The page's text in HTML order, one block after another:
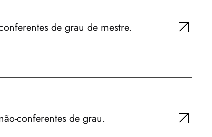
de grau de mestre.
conferentes de grau.